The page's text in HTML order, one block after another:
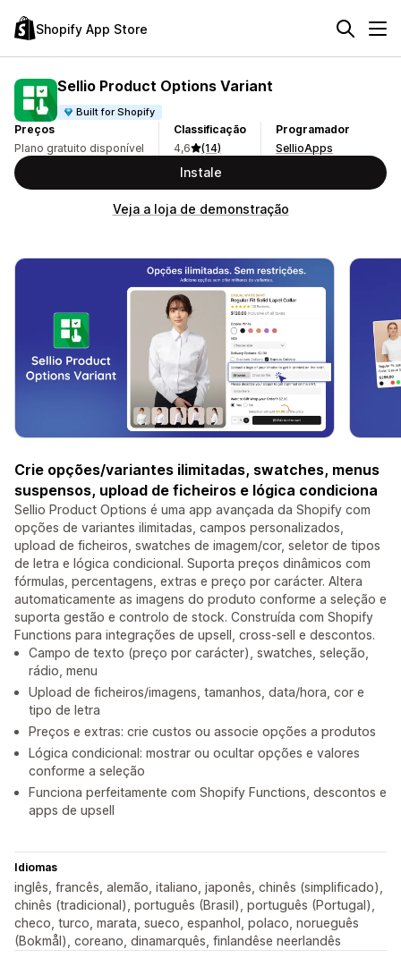
Shopify App Store
Sellio Product Options Variant
Built for Shopify
Preços
Plano gratuito disponível
Classificação
4,6
(14)
Programador
SellioApps
Instale
Veja a loja de demonstração
Crie opções/variantes ilimitadas, swatches, menus
suspensos, upload de ficheiros e lógica condiciona
Sellio Product Options é uma app avançada da Shopify com
opções de variantes ilimitadas, campos personalizados,
upload de ficheiros, swatches de imagem/cor, seletor de tipos
de letra e lógica condicional. Suporta preços dinâmicos com
fórmulas, percentagens, extras e preço por carácter. Altera
automaticamente as imagens do produto conforme a seleção e
suporta gestão e controlo de stock. Construída com Shopify
Functions para integrações de upsell, cross-sell e descontos.
Campo de texto (preço por carácter), swatches, seleção,
rádio, menu
Upload de ficheiros/imagens, tamanhos, data/hora, cor e
tipo de letra
Preços e extras: crie custos ou associe opções a produtos
Lógica condicional: mostrar ou ocultar opções e valores
conforme a seleção
Funciona perfeitamente com Shopify Functions, descontos e
apps de upsell
Idiomas
inglês, francês, alemão, italiano, japonês, chinês (simplificado),
chinês (tradicional), português (Brasil), português (Portugal),
checo, turco, marata, sueco, espanhol, polaco, norueguês
(Bokmål), coreano, dinamarquês, finlandêse neerlandês